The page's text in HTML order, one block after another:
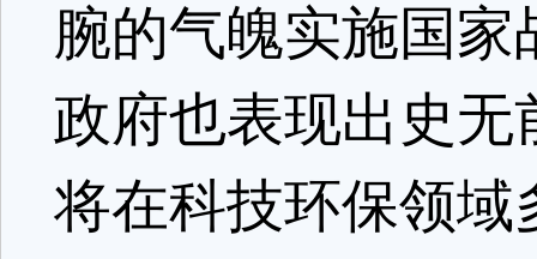
腕的气魄实施国家
政府也表现出史无
将在科技环保领